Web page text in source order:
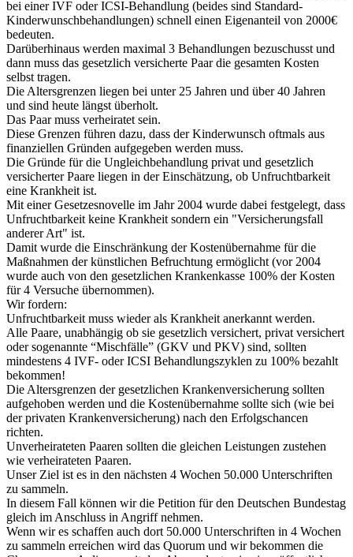
bei einer IVF oder ICSI-Behandlung (beides sind Standard-
Kinderwunschbehandlungen) schnell einen Eigenanteil von 2000€
bedeuten.
Darüberhinaus werden maximal 3 Behandlungen bezuschusst und
dann muss das gesetzlich versicherte Paar die gesamten Kosten
selbst tragen.
Die Altersgrenzen liegen bei unter 25 Jahren und über 40 Jahren
und sind heute längst überholt.
Das Paar muss verheiratet sein.
Diese Grenzen führen dazu, dass der Kinderwunsch oftmals aus
finanziellen Gründen aufgegeben werden muss.
Die Gründe für die Ungleichbehandlung privat und gesetzlich
versicherter Paare liegen in der Einschätzung, ob Unfruchtbarkeit
eine Krankheit ist.
Mit einer Gesetzesnovelle im Jahr 2004 wurde dabei festgelegt, dass
Unfruchtbarkeit keine Krankheit sondern ein "Versicherungsfall
anderer Art" ist.
Damit wurde die Einschränkung der Kostenübernahme für die
Maßnahmen der künstlichen Befruchtung ermöglicht (vor 2004
wurde auch von den gesetzlichen Krankenkasse 100% der Kosten
für 4 Versuche übernommen).
Wir fordern:
Unfruchtbarkeit muss wieder als Krankheit anerkannt werden.
Alle Paare, unabhängig ob sie gesetzlich versichert, privat versichert
oder sogenannte “Mischfälle” (GKV und PKV) sind, sollten
mindestens 4 IVF- oder ICSI Behandlungszyklen zu 100% bezahlt
bekommen!
Die Altersgrenzen der gesetzlichen Krankenversicherung sollten
aufgehoben werden und die Kostenübernahme sollte sich (wie bei
der privaten Krankenversicherung) nach den Erfolgschancen
richten.
Unverheirateten Paaren sollten die gleichen Leistungen zustehen
wie verheirateten Paaren.
Unser Ziel ist es in den nächsten 4 Wochen 50.000 Unterschriften
zu sammeln.
In diesem Fall können wir die Petition für den Deutschen Bundestag
gleich im Anschluss in Angriff nehmen.
Wenn wir es schaffen auch dort 50.000 Unterschriften in 4 Wochen
zu sammeln erreichen wird das Quorum und wir bekommen die